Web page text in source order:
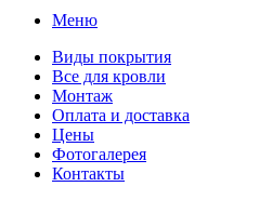
Меню
Виды покрытия
Все для кровли
Монтаж
Оплата и доставка
Цены
Фотогалерея
Контакты